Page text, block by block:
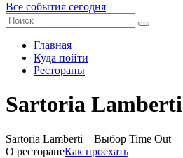
Все события сегодня
Главная
Куда пойти
Рестораны
Sartoria Lamberti
Sartoria Lamberti Выбор Time Out
О ресторанеКак проехать